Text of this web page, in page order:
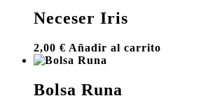
Neceser Iris
2,00 € Añadir al carrito
Bolsa Runa